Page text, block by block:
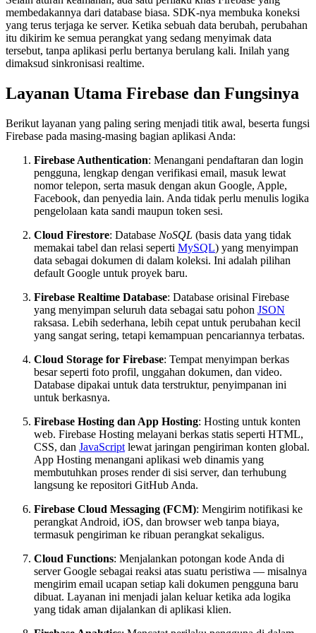
membedakannya dari database biasa. SDK-nya membuka koneksi
yang terus terjaga ke server. Ketika sebuah data berubah, perubahan
itu dikirim ke semua perangkat yang sedang menyimak data
tersebut, tanpa aplikasi perlu bertanya berulang kali. Inilah yang
dimaksud sinkronisasi realtime.
Layanan Utama Firebase dan Fungsinya
Berikut layanan yang paling sering menjadi titik awal, beserta fungsi
Firebase pada masing-masing bagian aplikasi Anda:
Firebase Authentication: Menangani pendaftaran dan login
pengguna, lengkap dengan verifikasi email, masuk lewat
nomor telepon, serta masuk dengan akun Google, Apple,
Facebook, dan penyedia lain. Anda tidak perlu menulis logika
pengelolaan kata sandi maupun token sesi.
Cloud Firestore: Database NoSQL (basis data yang tidak
memakai tabel dan relasi seperti MySQL) yang menyimpan
data sebagai dokumen di dalam koleksi. Ini adalah pilihan
default Google untuk proyek baru.
Firebase Realtime Database: Database orisinal Firebase
yang menyimpan seluruh data sebagai satu pohon JSON
raksasa. Lebih sederhana, lebih cepat untuk perubahan kecil
yang sangat sering, tetapi kemampuan pencariannya terbatas.
Cloud Storage for Firebase: Tempat menyimpan berkas
besar seperti foto profil, unggahan dokumen, dan video.
Database dipakai untuk data terstruktur, penyimpanan ini
untuk berkasnya.
Firebase Hosting dan App Hosting: Hosting untuk konten
web. Firebase Hosting melayani berkas statis seperti HTML,
CSS, dan JavaScript lewat jaringan pengiriman konten global.
App Hosting menangani aplikasi web dinamis yang
membutuhkan proses render di sisi server, dan terhubung
langsung ke repositori GitHub Anda.
Firebase Cloud Messaging (FCM): Mengirim notifikasi ke
perangkat Android, iOS, dan browser web tanpa biaya,
termasuk pengiriman ke ribuan perangkat sekaligus.
Cloud Functions: Menjalankan potongan kode Anda di
server Google sebagai reaksi atas suatu peristiwa — misalnya
mengirim email ucapan setiap kali dokumen pengguna baru
dibuat. Layanan ini menjadi jalan keluar ketika ada logika
yang tidak aman dijalankan di aplikasi klien.